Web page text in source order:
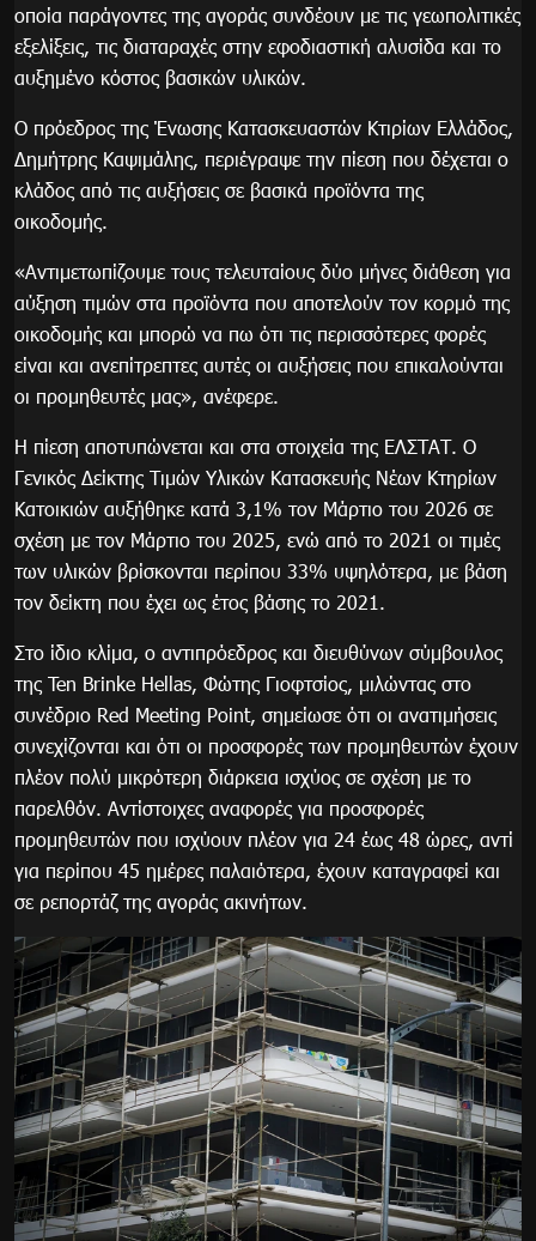
οποία παράγοντες της αγοράς συνδέουν με τις γεωπολιτικές
εξελίξεις, τις διαταραχές στην εφοδιαστική αλυσίδα και το
αυξημένο κόστος βασικών υλικών.
Ο πρόεδρος της Ένωσης Κατασκευαστών Κτιρίων Ελλάδος,
Δημήτρης Καψιμάλης, περιέγραψε την πίεση που δέχεται ο
κλάδος από τις αυξήσεις σε βασικά προϊόντα της
οικοδομής.
«Αντιμετωπίζουμε τους τελευταίους δύο μήνες διάθεση για
αύξηση τιμών στα προϊόντα που αποτελούν τον κορμό της
οικοδομής και μπορώ να πω ότι τις περισσότερες φορές
είναι και ανεπίτρεπτες αυτές οι αυξήσεις που επικαλούνται
οι προμηθευτές μας», ανέφερε.
Η πίεση αποτυπώνεται και στα στοιχεία της ΕΛΣΤΑΤ. Ο
Γενικός Δείκτης Τιμών Υλικών Κατασκευής Νέων Κτηρίων
Κατοικιών αυξήθηκε κατά 3,1% τον Μάρτιο του 2026 σε
σχέση με τον Μάρτιο του 2025, ενώ από το 2021 οι τιμές
των υλικών βρίσκονται περίπου 33% υψηλότερα, με βάση
τον δείκτη που έχει ως έτος βάσης το 2021.
Στο ίδιο κλίμα, ο αντιπρόεδρος και διευθύνων σύμβουλος
της Ten Brinke Hellas, Φώτης Γιοφτσίος, μιλώντας στο
συνέδριο Red Meeting Point, σημείωσε ότι οι ανατιμήσεις
συνεχίζονται και ότι οι προσφορές των προμηθευτών έχουν
πλέον πολύ μικρότερη διάρκεια ισχύος σε σχέση με το
παρελθόν. Αντίστοιχες αναφορές για προσφορές
προμηθευτών που ισχύουν πλέον για 24 έως 48 ώρες, αντί
για περίπου 45 ημέρες παλαιότερα, έχουν καταγραφεί και
σε ρεπορτάζ της αγοράς ακινήτων.